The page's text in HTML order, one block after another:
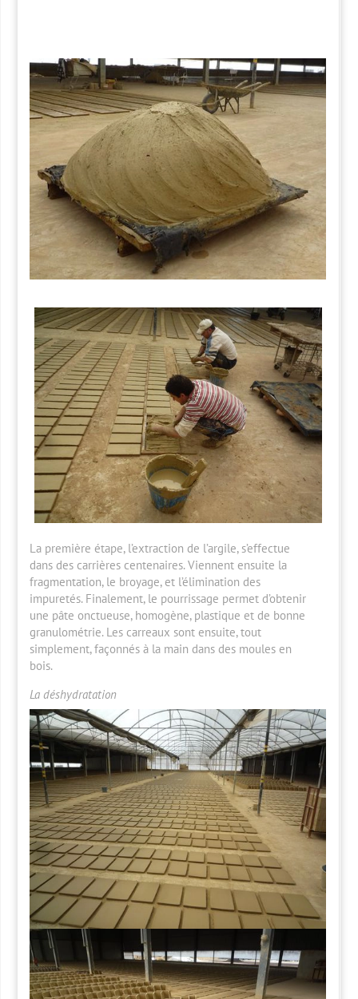
La première étape, l’extraction de l’argile, s’effectue
dans des carrières centenaires. Viennent ensuite la
fragmentation, le broyage, et l’élimination des
impuretés. Finalement, le pourrissage permet d’obtenir
une pâte onctueuse, homogène, plastique et de bonne
granulométrie. Les carreaux sont ensuite, tout
simplement, façonnés à la main dans des moules en
bois.
La déshydratation